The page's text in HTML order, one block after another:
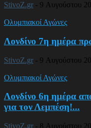
StivoZ.gr - 9 Αυγούστου
Ολυμπιακοί Αγώνες
Λονδίνο 7η ημέρα
StivoZ.gr - 9 Αυγούστου
Ολυμπιακοί Αγώνες
Λονδίνο 6η ημέρα
για τον Λεμπέση!...
StivoZ.gr - 8 Αυγούστου